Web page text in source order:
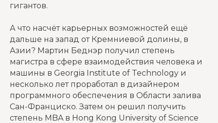
гигантов.
А что насчёт карьерных возможностей ещё
дальше на запад от Кремниевой долины, в
Азии? Мартин Беднэр получил степень
магистра в сфере взаимодействия человека и
машины в Georgia Institute of Technology и
несколько лет проработал в дизайнером
программного обеспечения в Области залива
Сан-Франциско. Затем он решил получить
степень MBA в Hong Kong University of Science